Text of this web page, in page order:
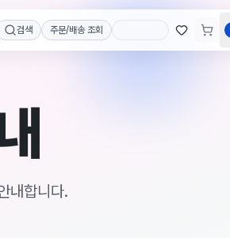
검색 주문/배송 조회
내합니다.